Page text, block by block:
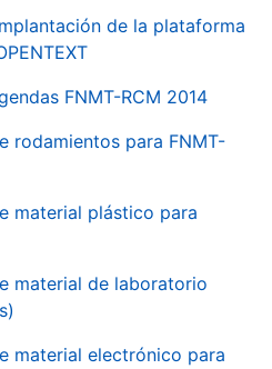
de la plataforma
FNMT-RCM 2014
rodamientos para FNMT-
material plástico para
material de laboratorio
material electrónico para